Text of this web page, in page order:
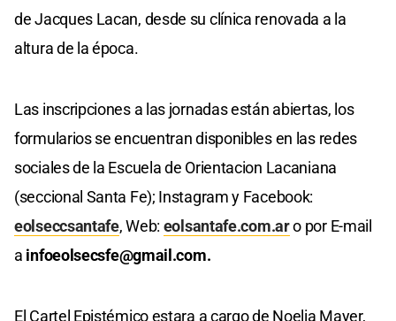
de Jacques Lacan, desde su clínica renovada a la
altura de la época.
Las inscripciones a las jornadas están abiertas, los
formularios se encuentran disponibles en las redes
sociales de la Escuela de Orientacion Lacaniana
(seccional Santa Fe); Instagram y Facebook:
eolseccsantafe, Web: eolsantafe.com.aro por E-mail
a infoeolsecsfe@gmail.com.
El Cartel Epistémico estara a cargo de Noelia Mayer,